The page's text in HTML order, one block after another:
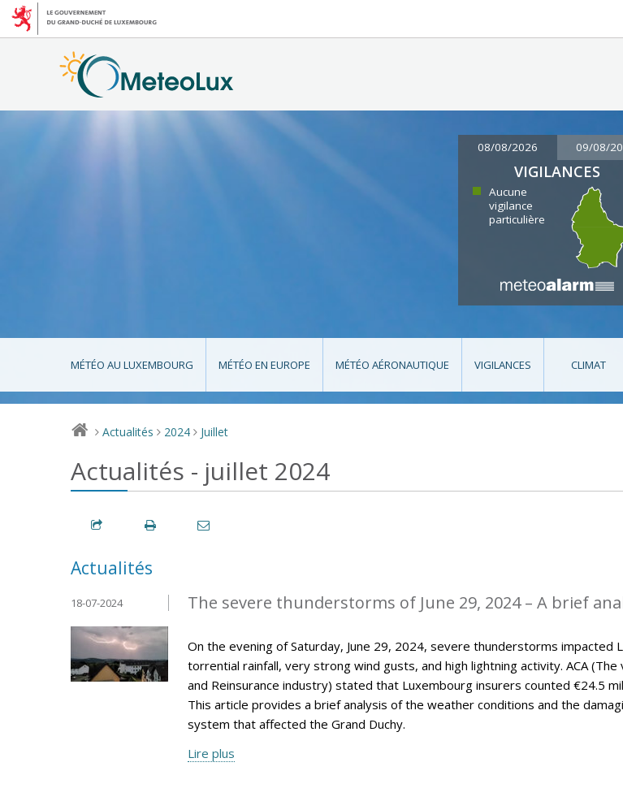
08/08/2026 09/08/
VIGILANCES
Aucune
vigilance
particulière
MÉTÉO AU LUXEMBOURG MÉTÉO EN EUROPE MÉTÉO AÉRONAUTIQUE VIGILANCES CLIMAT
> Actualités > 2024 > Juillet
Actualités - juillet 2024
Actualités
The severe thunderstorms of June 29, 2024 – A brief
18-07-2024
On the evening of Saturday, June 29, 2024, severe thunderstorms impacted
torrential rainfall, very strong wind gusts, and high lightning activity. ACA (The
and Reinsurance industry) stated that Luxembourg insurers counted €24.5
This article provides a brief analysis of the weather conditions and the
system that affected the Grand Duchy.
Lire plus